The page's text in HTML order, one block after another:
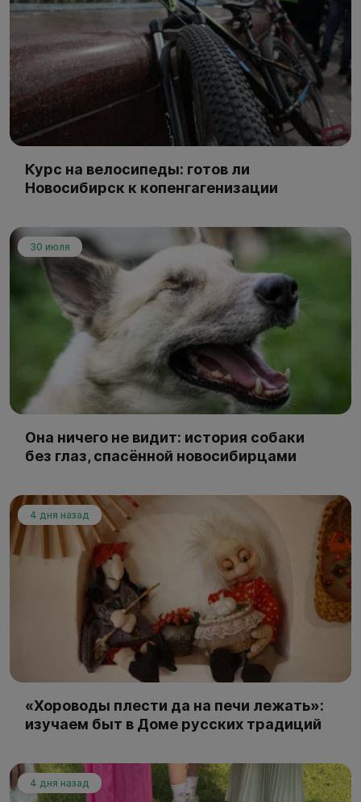
Курс на велосипеды: готов ли
Новосибирск к копенгагенизации
30 июля
Она ничего не видит: история собаки
без глаз, спасённой новосибирцами
4 дня назад
«Хороводы плести да на печи лежать»:
изучаем быт в Доме русских традиций
4 дня назад